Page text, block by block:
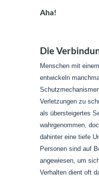
Aha!
Die
Menschen mit
entwickeln
Verletzungen zu
als übersteigertes
wahrgenommen,
dahinter eine tiefe
Personen sind auf
angewiesen, um
Verhalten dient oft